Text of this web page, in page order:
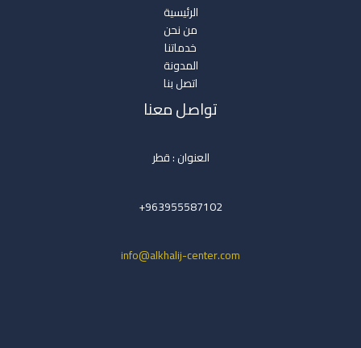
الرئيسية
من نحن
خدماتنا
المدونة
اتصل بنا
تواصل معنا
العنوان : قطر
963955587102+
info@alkhalij-center.com